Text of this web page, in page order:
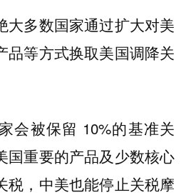
大多数国家通过扩大对美
品等方式换取美国调降关
会被保留 10%的基准关
国重要的产品及少数核心
税，中美也能停止关税摩